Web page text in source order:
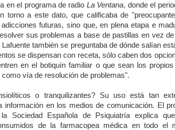
en el programa de radio La Ventana, donde el
torno a este dato, que calificaba de
futuras, sino que, en plena etapa e
sus problemas a base de pastillas en vez
también se preguntaba de dónde salían
se dispensan con receta, sólo caben dos
en el botiquín familiar o que sean los
vía de resolución de problemas".
o tranquilizantes? Su uso está tan
información en los medios de comunicación. El
Sociedad Española de Psiquiatría explica
de la farmacopea médica en todo el